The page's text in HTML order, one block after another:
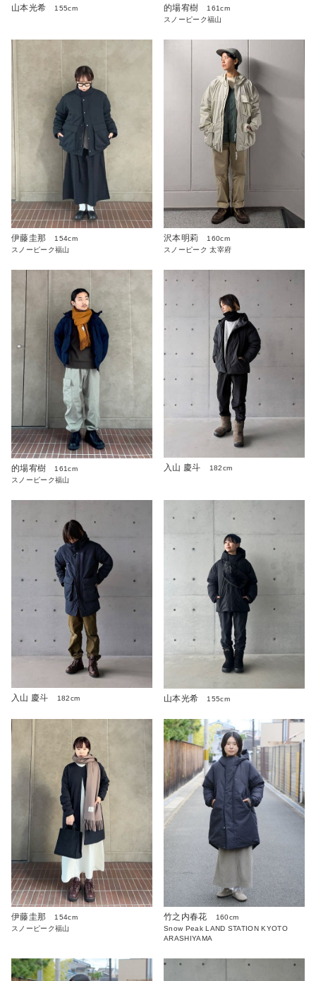
山本光希 155cm 的場宥樹
161cm
スノーピーク福山
伊藤圭那
154cm
スノーピーク福山
沢本明莉
160cm
スノーピーク 太宰府
的場宥樹
161cm
スノーピーク福山
入山 慶斗 182cm
入山 慶斗 182cm 山本光希 155cm
伊藤圭那
154cm
スノーピーク福山
竹之内春花
160cm
Snow Peak LAND STATION KYOTO
ARASHIYAMA